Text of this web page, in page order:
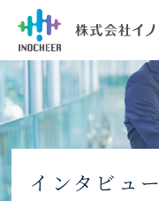
インタビュー